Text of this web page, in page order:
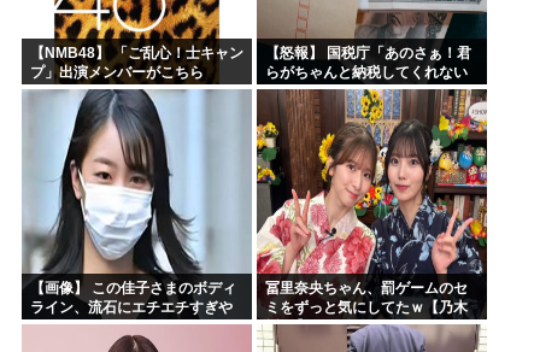
【NMB48】 「ご乱心！士キャン
プ」出演メンバーがこちら
【怒報】 国税庁「あのさぁ！君
らがちゃんと納税してくれない
とこうなっちゃうけどどうす
る？！」←これw w w w w w w w
【画像】 この佳子さまのボディ
ライン、流石にエチエチすぎや
ろ！
冨里奈央ちゃん、罰ゲームのセ
ミをずっと気にしてたｗ【乃木
坂46】